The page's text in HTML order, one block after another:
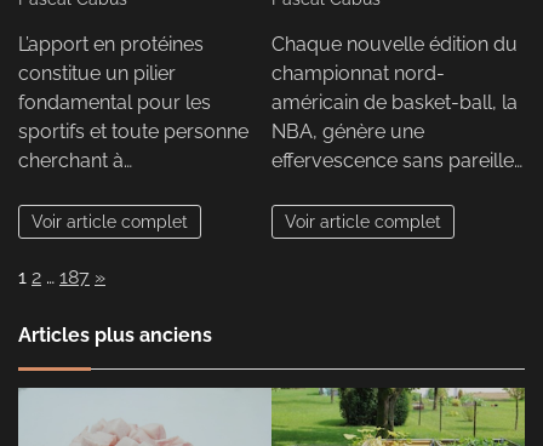
L’apport en protéines
constitue un pilier
fondamental pour les
sportifs et toute personne
cherchant à…
Voir article complet
Chaque nouvelle édition du
championnat nord-
américain de basket-ball, la
NBA, génère une
effervescence sans pareille…
Voir article complet
Page:
1 2 … 187 Next
»
Articles plus anciens